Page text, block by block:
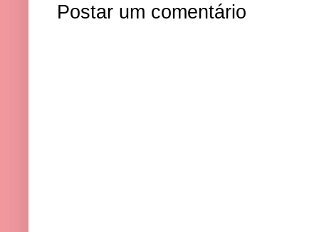
Postar um comentário